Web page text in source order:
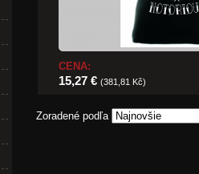
CENA:
15,27 € (381,81 Kč)
Zoradené podľa